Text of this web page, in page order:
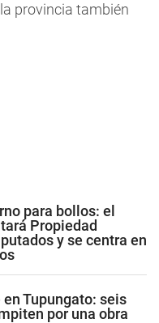
provincia también
para bollos: el
Propiedad
y se centra en
Tupungato: seis
por una obra